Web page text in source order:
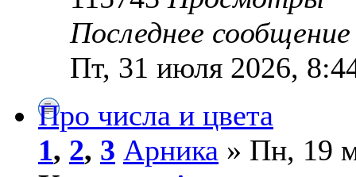
Последнее
Пт, 31 июля 2026,
Про числа и цвета
1, 2, 3 Арника » Пн, 19